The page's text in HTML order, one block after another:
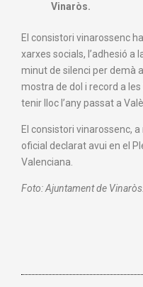
Vinaròs.
El consistori vinarossenc
xarxes socials, l’adhesió a
minut de silenci per demà
mostra de dol i record a
tenir lloc l’any passat a
El consistori vinarossenc,
oficial declarat avui en el
Valenciana.
Foto: Ajuntament de Vinaròs.